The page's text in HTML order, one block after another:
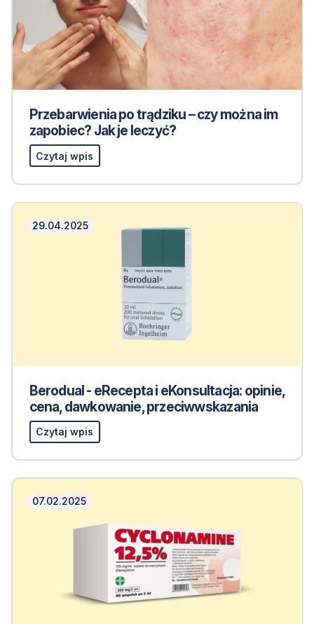
Przebarwienia po trądziku – czy można im
zapobiec? Jak je leczyć?
Czytaj wpis
29.04.2025
Berodual - eRecepta i eKonsultacja: opinie,
cena, dawkowanie, przeciwwskazania
Czytaj wpis
07.02.2025